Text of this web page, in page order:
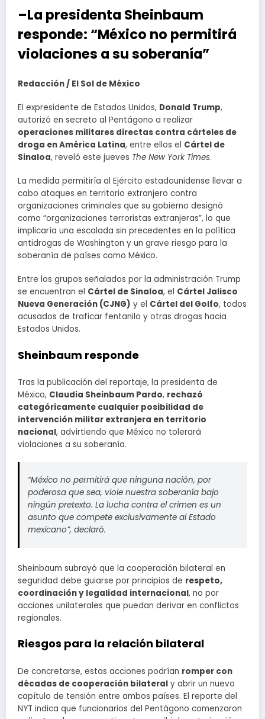
–La presidenta Sheinbaum
responde: “México no permitirá
violaciones a su soberanía”
Redacción / El Sol de México
El expresidente de Estados Unidos, Donald Trump,
autorizó en secreto al Pentágono a realizar
operaciones militares directas contra cárteles de
droga en América Latina, entre ellos el Cártel de
Sinaloa, reveló este jueves The New York Times.
La medida permitiría al Ejército estadounidense llevar a
cabo ataques en territorio extranjero contra
organizaciones criminales que su gobierno designó
como “organizaciones terroristas extranjeras”, lo que
implicaría una escalada sin precedentes en la política
antidrogas de Washington y un grave riesgo para la
soberanía de países como México.
Entre los grupos señalados por la administración Trump
se encuentran el Cártel de Sinaloa, el Cártel Jalisco
Nueva Generación (CJNG) y el Cártel del Golfo, todos
acusados de traficar fentanilo y otras drogas hacia
Estados Unidos.
Sheinbaum responde
Tras la publicación del reportaje, la presidenta de
México, Claudia Sheinbaum Pardo, rechazó
categóricamente cualquier posibilidad de
intervención militar extranjera en territorio
nacional, advirtiendo que México no tolerará
violaciones a su soberanía.
“México no permitirá que ninguna nación, por
poderosa que sea, viole nuestra soberanía bajo
ningún pretexto. La lucha contra el crimen es un
asunto que compete exclusivamente al Estado
mexicano”, declaró.
Sheinbaum subrayó que la cooperación bilateral en
seguridad debe guiarse por principios de respeto,
coordinación y legalidad internacional, no por
acciones unilaterales que puedan derivar en conflictos
regionales.
Riesgos para la relación bilateral
De concretarse, estas acciones podrían romper con
décadas de cooperación bilateral y abrir un nuevo
capítulo de tensión entre ambos países. El reporte del
NYT indica que funcionarios del Pentágono comenzaron